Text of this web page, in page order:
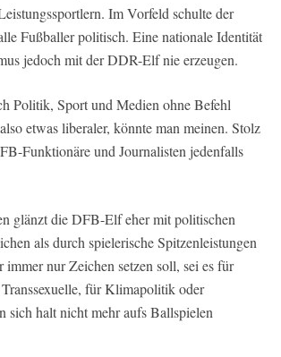
Im Vorfeld schulte der
Fußballer politisch. Eine nationale Identität
jedoch mit der DDR-Elf nie erzeugen.
Politik, Sport und Medien ohne Befehl
etwas liberaler, könnte man meinen. Stolz
Funktionäre und Journalisten jedenfalls
glänzt die DFB-Elf eher mit politischen
als durch spielerische Spitzenleistungen
immer nur Zeichen setzen soll, sei es für
für Klimapolitik oder
sich halt nicht mehr aufs Ballspielen